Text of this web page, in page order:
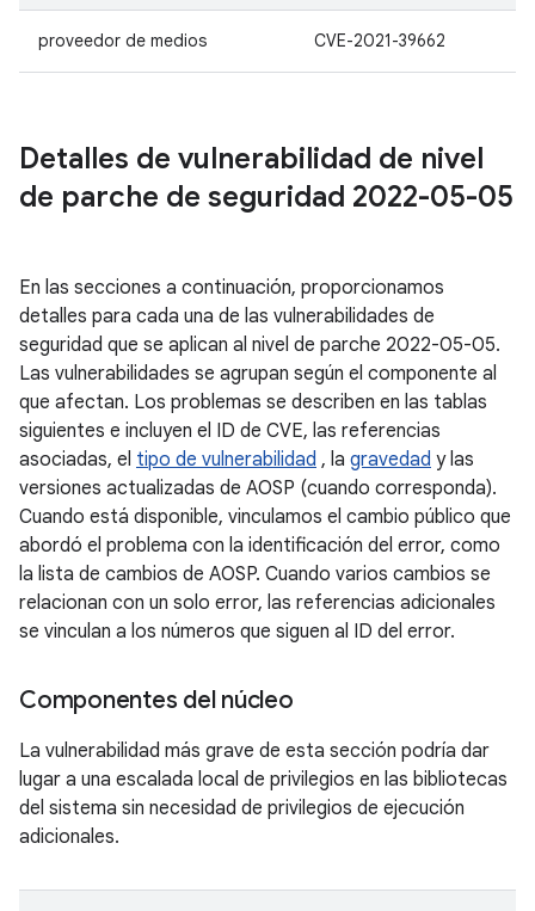
proveedor de medios CVE-2021-39662
Detalles de vulnerabilidad de nivel
de parche de seguridad 2022-05-05
En las secciones a continuación, proporcionamos
detalles para cada una de las vulnerabilidades de
seguridad que se aplican al nivel de parche 2022-05-05.
Las vulnerabilidades se agrupan según el componente al
que afectan. Los problemas se describen en las tablas
siguientes e incluyen el ID de CVE, las referencias
asociadas, el tipo de vulnerabilidad , la gravedad y las
versiones actualizadas de AOSP (cuando corresponda).
Cuando está disponible, vinculamos el cambio público que
abordó el problema con la identificación del error, como
la lista de cambios de AOSP. Cuando varios cambios se
relacionan con un solo error, las referencias adicionales
se vinculan a los números que siguen al ID del error.
Componentes del núcleo
La vulnerabilidad más grave de esta sección podría dar
lugar a una escalada local de privilegios en las bibliotecas
del sistema sin necesidad de privilegios de ejecución
adicionales.